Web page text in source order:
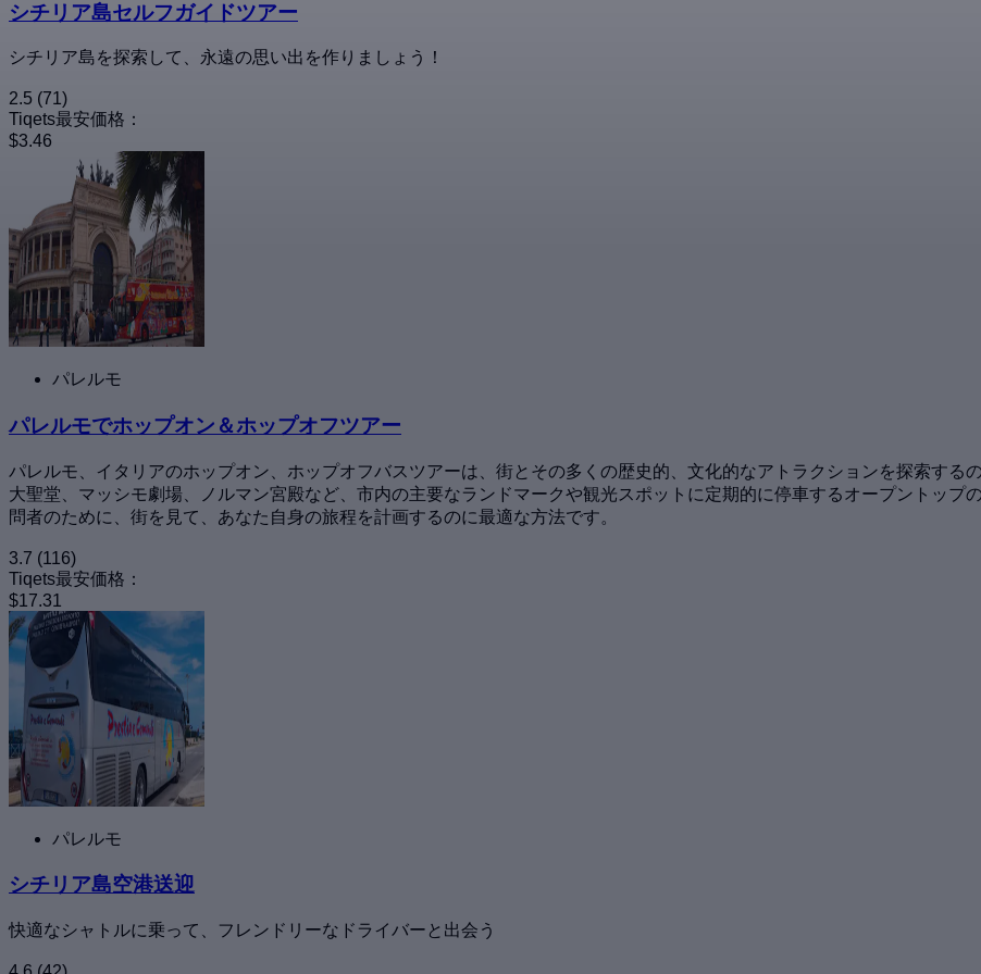
シチリア島セルフガイドツアー
シチリア島を探索して、永遠の思い出を作りましょう！
2.5 (71)
Tiqets最安価格：
$3.46
パレルモ
パレルモでホップオン＆ホップオフツアー
パレルモ、イタリアのホップオン、ホップオフバスツアーは、街とその多くの歴史的、文化的なアトラクションを探索する
大聖堂、マッシモ劇場、ノルマン宮殿など、市内の主要なランドマークや観光スポットに定期的に停車するオープントップ
問者のために、街を見て、あなた自身の旅程を計画するのに最適な方法です。
3.7 (116)
Tiqets最安価格：
$17.31
パレルモ
シチリア島空港送迎
快適なシャトルに乗って、フレンドリーなドライバーと出会う